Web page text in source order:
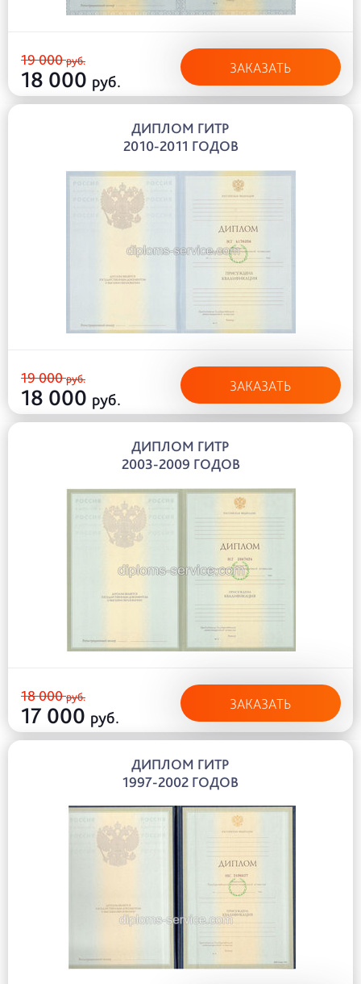
19 000руб.
18 000 руб.
ЗАКАЗАТЬ
ДИПЛОМ ГИТР
2010-2011 ГОДОВ
19 000руб.
18 000 руб.
ЗАКАЗАТЬ
ДИПЛОМ ГИТР
2003-2009 ГОДОВ
18 000руб.
17 000 руб.
ЗАКАЗАТЬ
ДИПЛОМ ГИТР
1997-2002 ГОДОВ